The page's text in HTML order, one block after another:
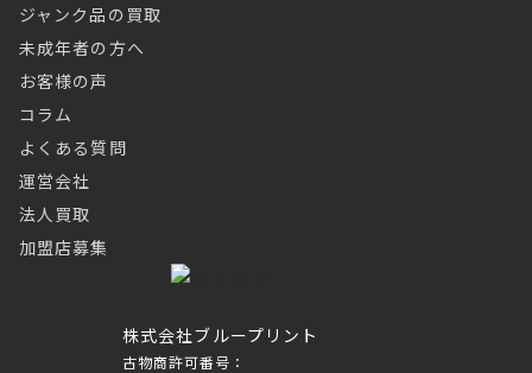
株式会社ブループリント
古物商許可番号：
ジャンク品の買取
未成年者の方へ
お客様の声
コラム
よくある質問
運営会社
法人買取
加盟店募集